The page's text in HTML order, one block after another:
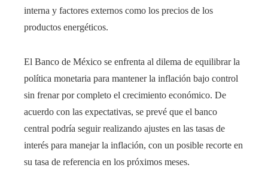
interna y factores externos como los precios de los
productos energéticos.
El Banco de México se enfrenta al dilema de equilibrar la
política monetaria para mantener la inflación bajo control
sin frenar por completo el crecimiento económico. De
acuerdo con las expectativas, se prevé que el banco
central podría seguir realizando ajustes en las tasas de
interés para manejar la inflación, con un posible recorte en
su tasa de referencia en los próximos meses.